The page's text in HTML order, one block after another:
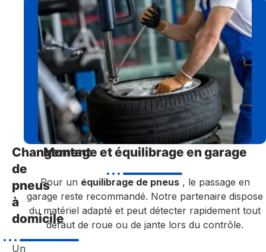
Changement
de
pneus
à
domicile
Un
Montage et équilibrage en garage
Pour un équilibrage de pneus, le passage en
garage reste recommandé. Notre partenaire dispose
du matériel adapté et peut détecter rapidement tout
défaut de roue ou de jante lors du contrôle.